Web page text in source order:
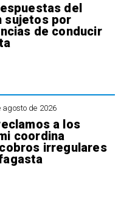
del
sujetos por
de conducir
agosto de 2026
a los
coordina
irregulares